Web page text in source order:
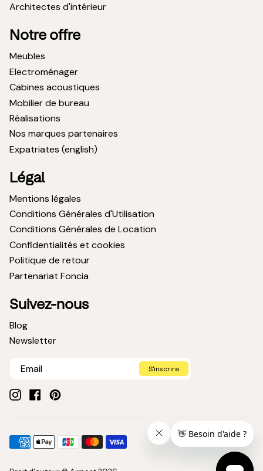
Architectes d'intérieur
Notre offre
Meubles
Electroménager
Cabines acoustiques
Mobilier de bureau
Réalisations
Nos marques partenaires
Expatriates (english)
Légal
Mentions légales
Conditions Générales d'Utilisation
Conditions Générales de Location
Confidentialités et cookies
Politique de retour
Partenariat Foncia
Suivez-nous
Blog
Newsletter
S'inscrire
Méthodes